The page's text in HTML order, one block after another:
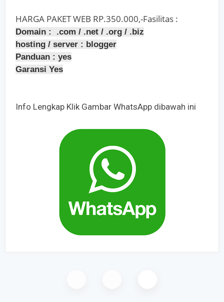
HARGA PAKET WEB RP.350.000,-Fasilitas :
Domain : .com / .net / .org / .biz
hosting / server : blogger
Panduan : yes
Garansi Yes
Info Lengkap Klik Gambar WhatsApp dibawah ini